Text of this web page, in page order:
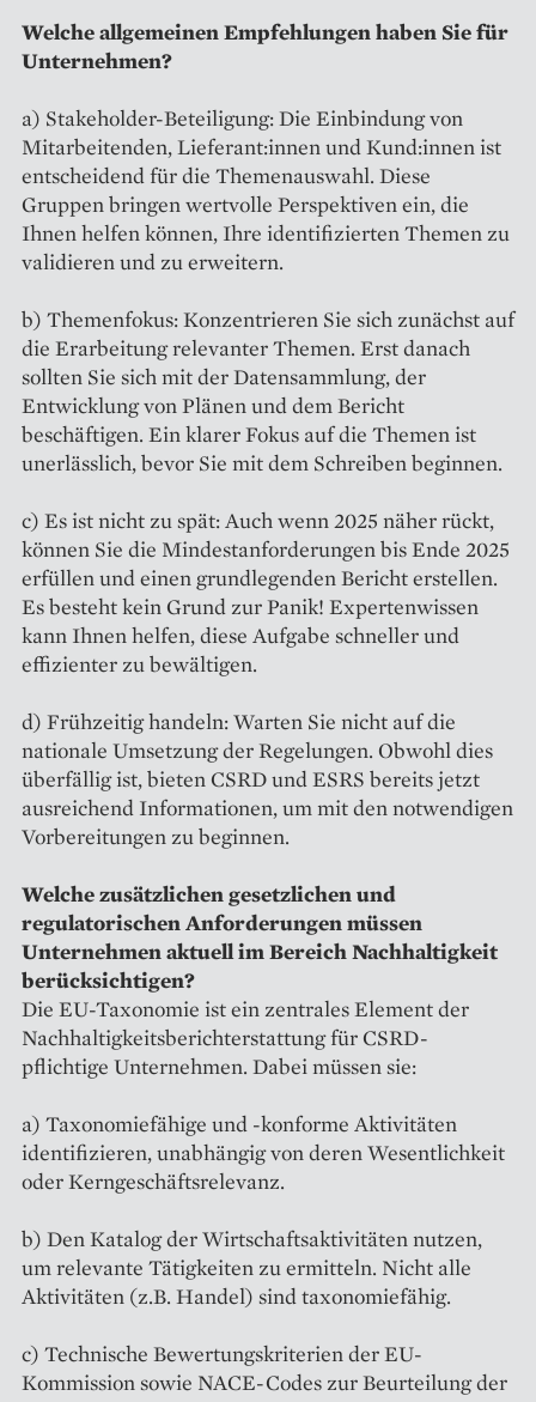
Welche allgemeinen Empfehlungen haben Sie für
Unternehmen?
a) Stakeholder-Beteiligung: Die Einbindung von
Mitarbeitenden, Lieferant:innen und Kund:innen ist
entscheidend für die Themenauswahl. Diese
Gruppen bringen wertvolle Perspektiven ein, die
Ihnen helfen können, Ihre identifizierten Themen zu
validieren und zu erweitern.
b) Themenfokus: Konzentrieren Sie sich zunächst auf
die Erarbeitung relevanter Themen. Erst danach
sollten Sie sich mit der Datensammlung, der
Entwicklung von Plänen und dem Bericht
beschäftigen. Ein klarer Fokus auf die Themen ist
unerlässlich, bevor Sie mit dem Schreiben beginnen.
c) Es ist nicht zu spät: Auch wenn 2025 näher rückt,
können Sie die Mindestanforderungen bis Ende 2025
erfüllen und einen grundlegenden Bericht erstellen.
Es besteht kein Grund zur Panik! Expertenwissen
kann Ihnen helfen, diese Aufgabe schneller und
effizienter zu bewältigen.
d) Frühzeitig handeln: Warten Sie nicht auf die
nationale Umsetzung der Regelungen. Obwohl dies
überfällig ist, bieten CSRD und ESRS bereits jetzt
ausreichend Informationen, um mit den notwendigen
Vorbereitungen zu beginnen.
Welche zusätzlichen gesetzlichen und
regulatorischen Anforderungen müssen
Unternehmen aktuell im Bereich Nachhaltigkeit
berücksichtigen?
Die EU-Taxonomie ist ein zentrales Element der
Nachhaltigkeitsberichterstattung für CSRD-
pflichtige Unternehmen. Dabei müssen sie:
a) Taxonomiefähige und -konforme Aktivitäten
identifizieren, unabhängig von deren Wesentlichkeit
oder Kerngeschäftsrelevanz.
b) Den Katalog der Wirtschaftsaktivitäten nutzen,
um relevante Tätigkeiten zu ermitteln. Nicht alle
Aktivitäten (z.B. Handel) sind taxonomiefähig.
c) Technische Bewertungskriterien der EU-
Kommission sowie NACE-Codes zur Beurteilung der